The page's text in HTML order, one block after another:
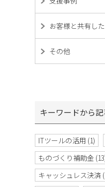
お客様と共有し
その他
キーワードから
ITツールの活用 (1)
ものづくり補助金
キャッシュレス決済